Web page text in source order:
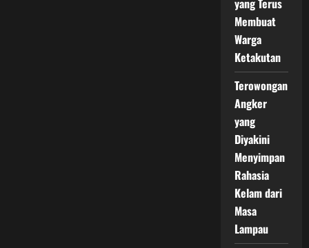
yang Terus
Membuat
Warga
Ketakutan
Terowongan
Angker
yang
Diyakini
Menyimpan
Rahasia
Kelam dari
Masa
Lampau